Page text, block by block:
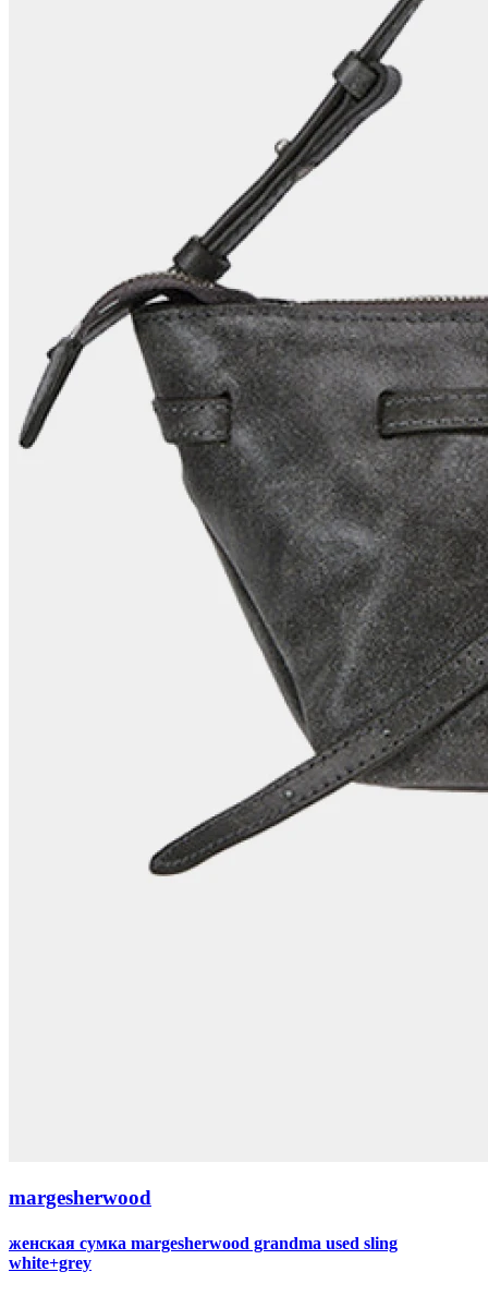
margesherwood
женская сумка margesherwood grandma used sling
white+grey